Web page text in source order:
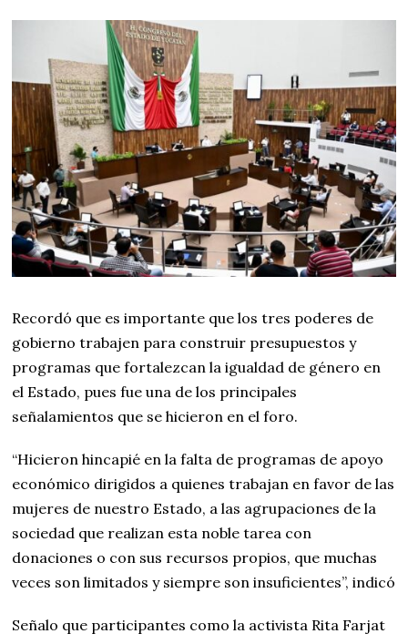
Recordó que es importante que los tres poderes de
gobierno trabajen para construir presupuestos y
programas que fortalezcan la igualdad de género en
el Estado, pues fue una de los principales
señalamientos que se hicieron en el foro.
“Hicieron hincapié en la falta de programas de apoyo
económico dirigidos a quienes trabajan en favor de las
mujeres de nuestro Estado, a las agrupaciones de la
sociedad que realizan esta noble tarea con
donaciones o con sus recursos propios, que muchas
veces son limitados y siempre son insuficientes”, indicó
Señalo que participantes como la activista Rita Farjat